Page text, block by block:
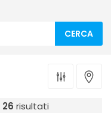
CERCA
26 risultati